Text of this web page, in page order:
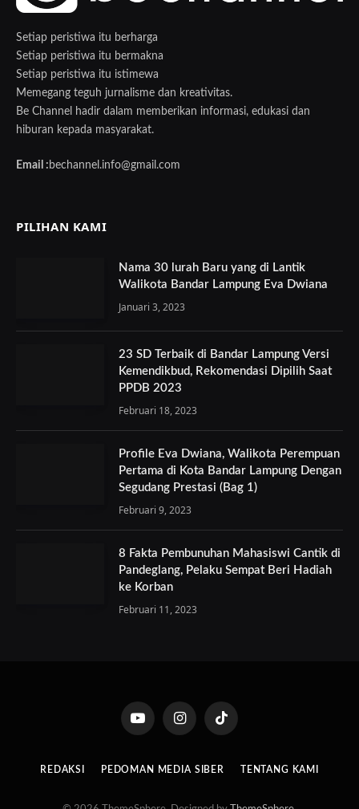
Setiap peristiwa itu berharga
Setiap peristiwa itu bermakna
Setiap peristiwa itu istimewa
Memegang teguh jurnalisme dan kreativitas.
Be Channel hadir dalam memberikan informasi, edukasi dan
hiburan kepada masyarakat.
Email : bechannel.info@gmail.com
PILIHAN KAMI
Nama 30 lurah Baru yang di Lantik
Walikota Bandar Lampung Eva Dwiana
Januari 3, 2023
23 SD Terbaik di Bandar Lampung Versi
Kemendikbud, Rekomendasi Dipilih Saat
PPDB 2023
Februari 18, 2023
Profile Eva Dwiana, Walikota Perempuan
Pertama di Kota Bandar Lampung Dengan
Segudang Prestasi (Bag 1)
Februari 9, 2023
8 Fakta Pembunuhan Mahasiswi Cantik di
Pandeglang, Pelaku Sempat Beri Hadiah
ke Korban
Februari 11, 2023
YouTube InstagramTikTok
REDAKSI PEDOMAN MEDIA SIBER TENTANG KAMI